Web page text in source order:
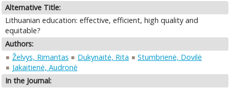
Alternative Title:
Lithuanian education: effective, efficient, high quality and
equitable?
Authors:
Želvys, Rimantas
Dukynaitė, Rita
Stumbrienė, Dovilė
Jakaitienė, Audronė
In the Journal: